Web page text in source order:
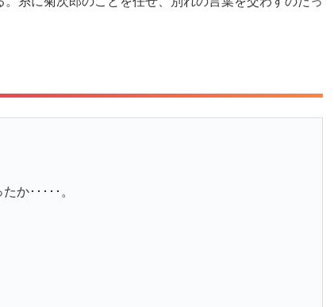
か･････。